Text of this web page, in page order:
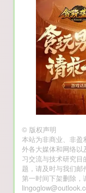
© 版权声明
本站为非商业、非盈
外各大媒体和网络以
习交流与技术研究
题，请及时与我们
第一时间下架删除，